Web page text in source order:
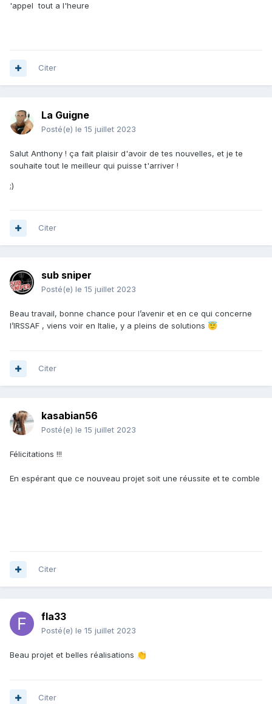
'appel tout a l'heure
Citer
La Guigne
Posté(e) le 15 juillet 2023
Salut Anthony ! ça fait plaisir d'avoir de tes nouvelles, et je te
souhaite tout le meilleur qui puisse t'arriver !
;)
Citer
sub sniper
Posté(e) le 15 juillet 2023
Beau travail, bonne chance pour l’avenir et en ce qui concerne
l’IRSSAF , viens voir en Italie, y a pleins de solutions 😇
Citer
kasabian56
Posté(e) le 15 juillet 2023
Félicitations !!!
En espérant que ce nouveau projet soit une réussite et te comble
Citer
fla33
Posté(e) le 15 juillet 2023
Beau projet et belles réalisations 👏
Citer